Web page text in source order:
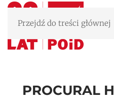
Przejdź do treści głównej
PROCURAL